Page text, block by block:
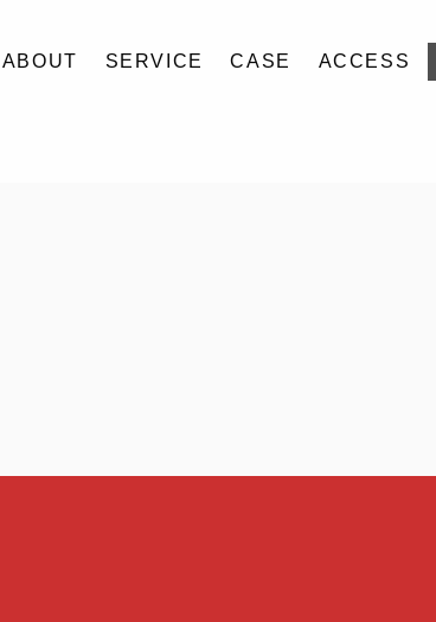
ABOUT SERVICE CASE ACCESS